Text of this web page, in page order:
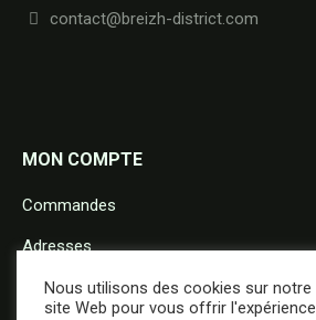
contact@breizh-district.com
MON COMPTE
Commandes
Adresses
Détails du compte
Nous utilisons des cookies sur notre
site Web pour vous offrir l'expérience